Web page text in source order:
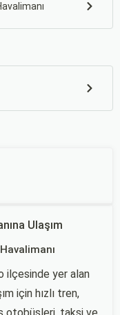
Ulaşım
ilçesinde yer alan
için hızlı tren,